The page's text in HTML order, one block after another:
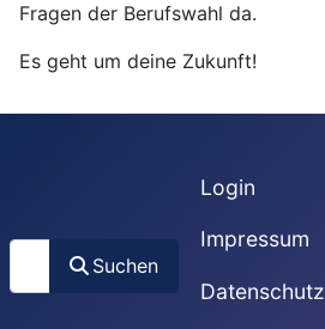
Fragen der Berufswahl da.
Es geht um deine Zukunft!
Suchen
Suchen
Login
Impressum
Datenschutz